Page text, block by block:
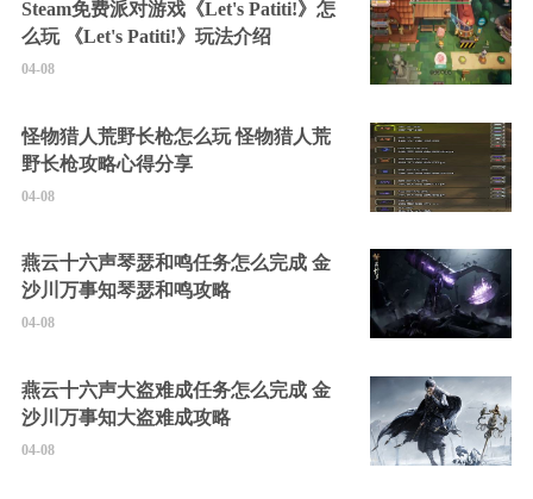
Steam免费派对游戏《Let's Patiti!》怎
么玩 《Let's Patiti!》玩法介绍
04-08
怪物猎人荒野长枪怎么玩 怪物猎人荒
野长枪攻略心得分享
04-08
燕云十六声琴瑟和鸣任务怎么完成 金
沙川万事知琴瑟和鸣攻略
04-08
燕云十六声大盗难成任务怎么完成 金
沙川万事知大盗难成攻略
04-08